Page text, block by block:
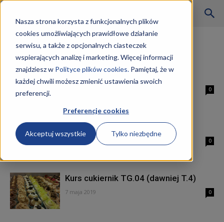
Nasza strona korzysta z funkcjonalnych plików
cookies umożliwiających prawidłowe działanie
serwisu, a także z opcjonalnych ciasteczek
wspierających analizę i marketing. Więcej informacji
znajdziesz w Polityce plików cookies.Pamiętaj, że w
każdej chwili możesz zmienić ustawienia swoich
preferencji.
Preferencje cookies
Akceptuj wszystkie Tylko niezbędne
Szkoły
Aktualności
Strona główna Tagi Cukiernik praca
Tag: cukiernik praca
Cukiernik kwalifikacje
0
Cukiernik zarobki
7 maja 2019 0
Kurs cukiernik TG.04 (dawniej T.4)
7 maja 2019 0